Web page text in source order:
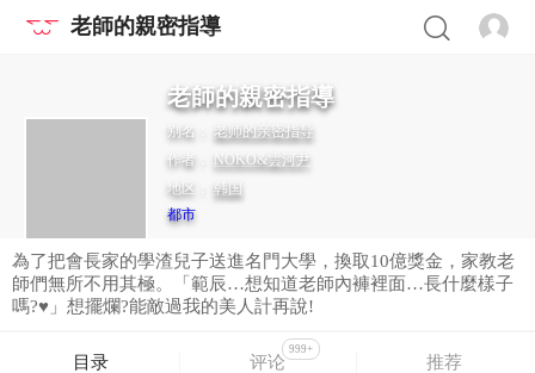
老師的親密指導
老師的親密指導
别名： 老师的亲密指导
作者：
NOKO&雲河尹
地区： 韩国
都市
為了把會長家的學渣兒子送進名門大學，換取10億獎金，家教老
師們無所不用其極。「範辰…想知道老師內褲裡面…長什麼樣子
嗎?♥」想擺爛?能敵過我的美人計再說!
目录 评论
999+
推荐